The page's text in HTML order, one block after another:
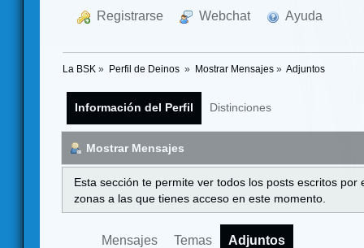
Registrarse Webchat Ayuda
La BSK » Perfil de Deinos » Mostrar Mensajes» Adjuntos
Información del Perfil Distinciones
Mostrar Mensajes
Esta sección te permite ver todos los posts escritos
zonas a las que tienes acceso en este momento.
Mensajes Temas Adjuntos